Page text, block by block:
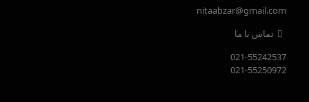
nitaabzar@gmail.com
تماس با ما
021-55242537
021-55250972